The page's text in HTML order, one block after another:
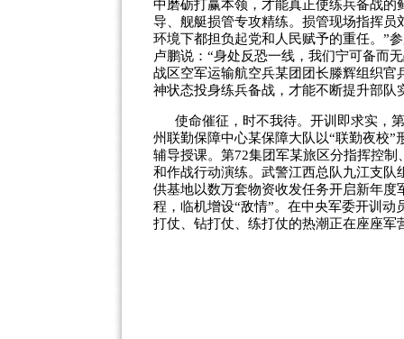
中磨砺打赢本领，才能真正使练兵备战
导、舰艇损管专攻精练。损管现场指挥
环境下都担负起党和人民赋予的重任。”
卢鹏说：“身处反恐一线，我们宁可备而
战区空军运输航空兵某团团长滕辉组织
神状态投身练兵备战，才能不断提升部队
使命催征，时不我待。开训即求实，
州联勤保障中心某保障大队以“联勤夜校
辅导授课。第72集团军某旅区分指挥控
和作战行动演练。武警江西总队九江支
供基地以数万套物资收发任务开启新年
程，临机增设“敌情”。在中央军委开训
打仗、钻打仗、练打仗的热潮正在座座军